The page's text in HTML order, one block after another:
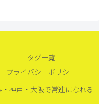
タグ一覧
プライバシーポリシー
神戸・大阪で常連になれる